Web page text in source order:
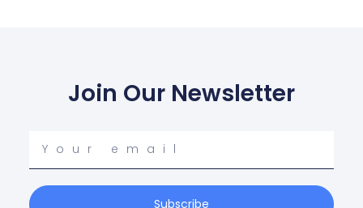
Join Our Newsletter
email
Subscribe